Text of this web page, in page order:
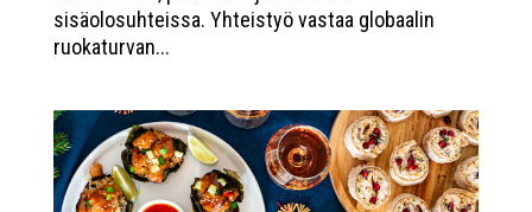
sisäolosuhteissa. Yhteistyö vastaa globaalin
ruokaturvan...